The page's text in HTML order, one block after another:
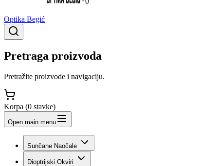
Optika Begić
Pretraga proizvoda
Pretražite proizvode i navigaciju.
Korpa (0 stavke)
Open main menu
Sunčane Naočale
Dioptrijski Okviri